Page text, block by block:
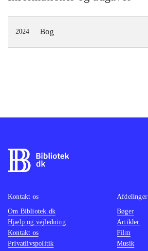
2024 Bog
Kontakt os
Om Bibliotek.dk
Hjælp og vejledning
Kontakt os
Privatlivspolitik
Afdelinger
Bøger
Artikler
Film
Musik